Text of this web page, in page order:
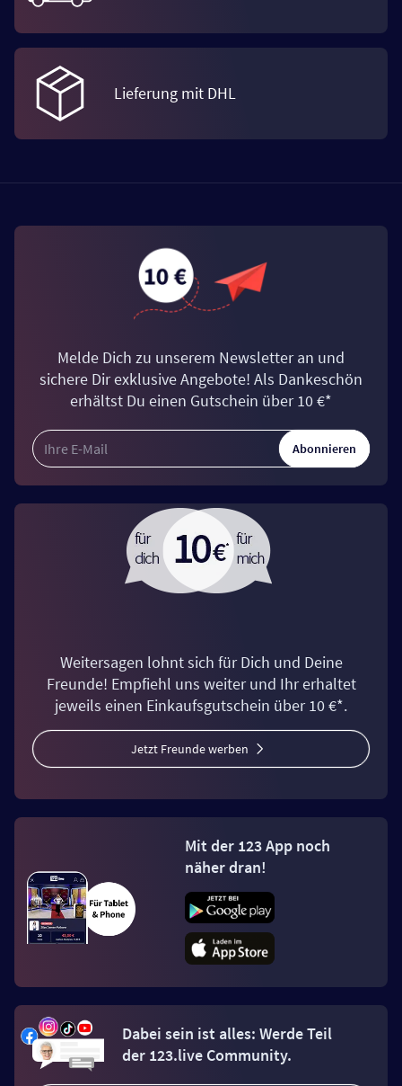
Lieferung mit DHL
Melde Dich zu unserem Newsletter an und
sichere Dir exklusive Angebote! Als Dankeschön
erhältst Du einen Gutschein über 10 €*
Abonnieren
Weitersagen lohnt sich für Dich und Deine
Freunde! Empfiehl uns weiter und Ihr erhaltet
jeweils einen Einkaufsgutschein über 10 €*.
Jetzt Freunde werben
Mit der 123 App noch
näher dran!
Dabei sein ist alles: Werde Teil
der 123.live Community.